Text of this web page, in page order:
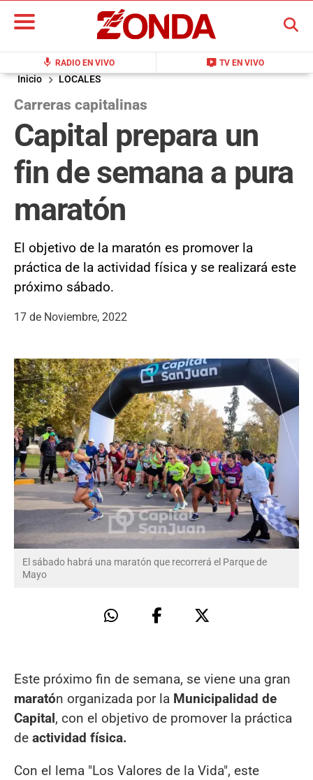
mic RADIO EN VIVO live_tv TV EN VIVO
BUSCAR
Inicio LOCALES
Carreras capitalinas
Capital prepara un
fin de semana a pura
maratón
El objetivo de la maratón es promover la
práctica de la actividad física y se realizará este
próximo sábado.
17 de Noviembre, 2022
El sábado habrá una maratón que recorrerá el Parque de
Mayo
Este próximo fin de semana, se viene una gran
maratón organizada por la Municipalidad de
Capital, con el objetivo de promover la práctica
de actividad física.
Con el lema "Los Valores de la Vida", este